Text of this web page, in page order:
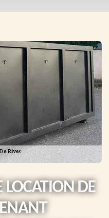
LOCATION DE